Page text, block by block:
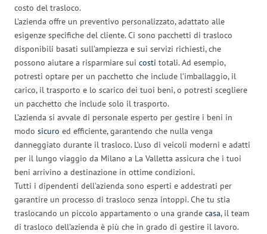
costo del trasloco.
L’azienda offre un preventivo personalizzato, adattato alle
esigenze specifiche del cliente. Ci sono pacchetti di trasloco
disponibili basati sull’ampiezza e sui servizi richiesti, che
possono aiutare a risparmiare sui costi totali. Ad esempio,
potresti optare per un pacchetto che include l’imballaggio, il
carico, il trasporto e lo scarico dei tuoi beni, o potresti scegliere
un pacchetto che include solo il trasporto.
L’azienda si avvale di personale esperto per gestire i beni in
modo sicuro ed efficiente, garantendo che nulla venga
danneggiato durante il trasloco. L’uso di veicoli moderni e adatti
per il lungo viaggio da Milano a La Valletta assicura che i tuoi
beni arrivino a destinazione in ottime condizioni.
Tutti i dipendenti dell’azienda sono esperti e addestrati per
garantire un processo di trasloco senza intoppi. Che tu stia
traslocando un piccolo appartamento o una grande casa, il team
di trasloco dell’azienda è più che in grado di gestire il lavoro.